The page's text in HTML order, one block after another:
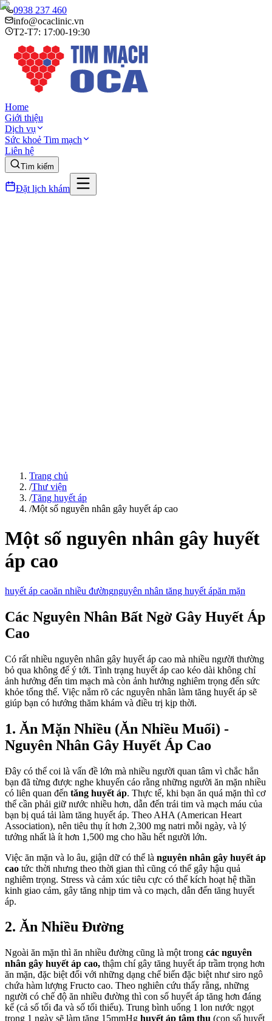
0938 237 460
info@ocaclinic.vn
T2-T7: 17:00-19:30
Home
Giới thiệu
Dịch vụ
Sức khoẻ Tim mạch
Liên hệ
Tìm kiếm
Đặt lịch khám
Trang chủ
/Thư viện
/Tăng huyết áp
/Một số nguyên nhân gây huyết áp cao
Một số nguyên nhân gây huyết
áp cao
huyết áp caoăn nhiều đườngnguyên nhân tăng huyết ápăn mặn
Các Nguyên Nhân Bất Ngờ Gây Huyết Áp
Cao
Có rất nhiều nguyên nhân gây huyết áp cao mà nhiều người thường
bỏ qua không để ý tới. Tình trạng huyết áp cao kéo dài không chỉ
ảnh hưởng đến tim mạch mà còn ảnh hưởng nghiêm trọng đến sức
khỏe tổng thể. Việc nắm rõ các nguyên nhân làm tăng huyết áp sẽ
giúp bạn có hướng thăm khám và điều trị kịp thời.
1. Ăn Mặn Nhiều (Ăn Nhiều Muối) -
Nguyên Nhân Gây Huyết Áp Cao
Đây có thể coi là vấn đề lớn mà nhiều người quan tâm vì chắc hẳn
bạn đã từng được nghe khuyến cáo rằng những người ăn mặn nhiều
có liên quan đến tăng huyết áp. Thực tế, khi bạn ăn quá mặn thì cơ
thể cần phải giữ nước nhiều hơn, dẫn đến trái tim và mạch máu của
bạn bị quá tải làm tăng huyết áp. Theo AHA (American Heart
Association), nên tiêu thụ ít hơn 2,300 mg natri mỗi ngày, và lý
tưởng nhất là ít hơn 1,500 mg cho hầu hết người lớn.
Việc ăn mặn và lo âu, giận dữ có thể là nguyên nhân gây huyết áp
cao tức thời nhưng theo thời gian thì cũng có thể gây hậu quả
nghiêm trọng. Stress và cảm xúc tiêu cực có thể kích hoạt hệ thần
kinh giao cảm, gây tăng nhịp tim và co mạch, dẫn đến tăng huyết
áp.
2. Ăn Nhiều Đường
Ngoài ăn mặn thì ăn nhiều đường cũng là một trong các nguyên
nhân gây huyết áp cao, thậm chí gây tăng huyết áp trầm trọng hơn
ăn mặn, đặc biệt đối với những dạng chế biến đặc biệt như siro ngô
chứa hàm lượng Fructo cao. Theo nghiên cứu thấy rằng, những
người có chế độ ăn nhiều đường thì con số huyết áp tăng hơn đáng
kể (cả số tối đa và số tối thiểu). Trung bình uống 1 lon nước ngọt
trong 1 ngày sẽ làm tăng 15mmHg huyết áp tâm thu (con số huyết